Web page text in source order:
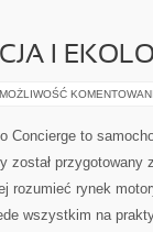
I
MOŻLIWOŚĆ
Concierge to
został
rozumieć rynek
wszystkim na